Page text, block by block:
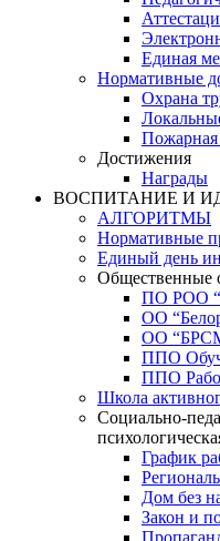
Единая
Нормативные
Охрана
Пожарная
Достижения
Награды
ВОСПИТАНИЕ И
АЛГОРИТМЫ
Нормативные
Единый день
Общественные
ПО РОО
ОО
ОО
ППО
ППО
Школа
Социально-
График
Дом без
Закон и